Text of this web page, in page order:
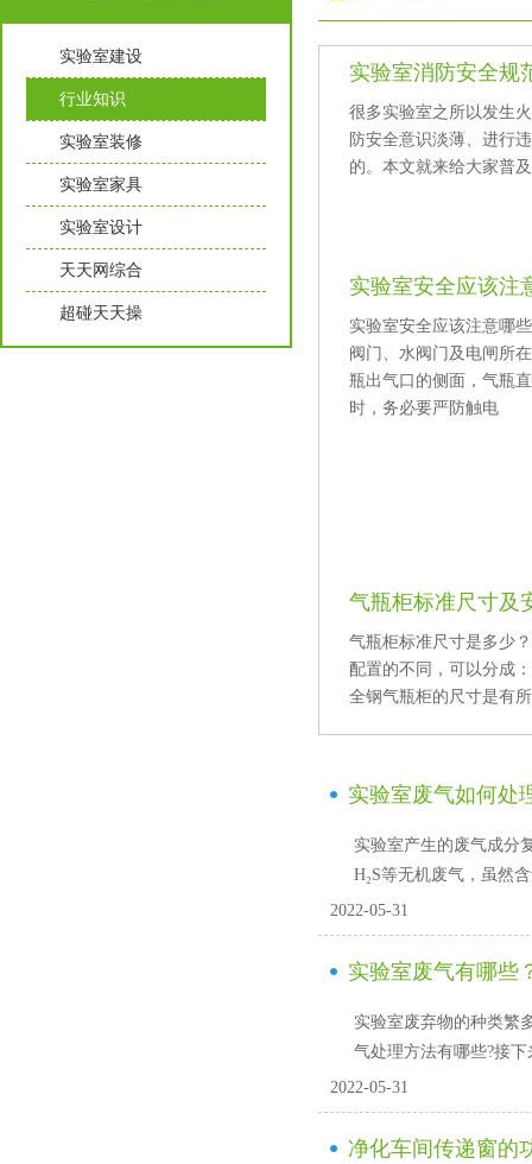
实验室建设
行业知识
实验室装修
实验室家具
实验室设计
天天网综合
超碰天天操
实验室消防安全规
很多实验室之所以发生火
防安全意识淡薄、进
的。本文就来给大家
实验室安全应该注
实验室安全应该注意哪些
阀门、水阀门及电闸所在
瓶出气口的侧面，气瓶
时，务必要严防触电
气瓶柜标准尺寸及
气瓶柜标准尺寸是多少
配置的不同，可以分成
全钢气瓶柜的尺寸是有所区
实验室废气如何处
实验室产生的废气成分复杂
H₂S等无机废气，虽然
2022-05-31
实验室废气有哪些
实验室废弃物的种类繁多
气处理方法有哪些?接下
2022-05-31
净化车间传递窗的